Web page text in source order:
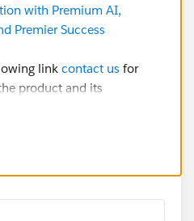
with Premium AI,
Premier Success
link contact us for
product and its
below
.